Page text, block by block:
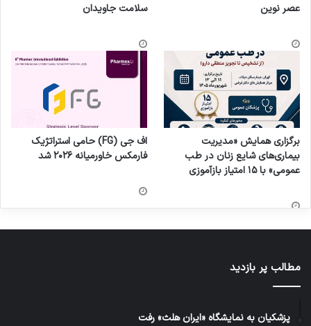
عصر نوین
سلامت جاویدان
برگزاری همایش «مدیریت
بیماری‌های شایع زنان در طب
عمومی» با ۱۵ امتیاز بازآموزی
اف جی (FG) حامی استراتژیک
فارمکس خاورمیانه ۲۰۲۶ شد
مطالب پر بازدید
پزشکیان به نمایشگاه «ایران هلث» رفت